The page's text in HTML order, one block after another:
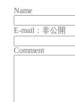
Name
E-mail：非公開
Comment